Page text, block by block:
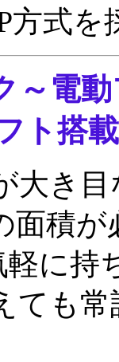
方式を
～電
ト搭載
き目
面積
軽に持
ても